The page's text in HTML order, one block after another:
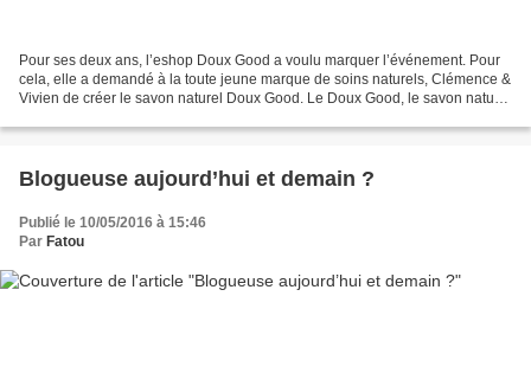
Pour ses deux ans, l’eshop Doux Good a voulu marquer l’événement. Pour
cela, elle a demandé à la toute jeune marque de soins naturels, Clémence &
Vivien de créer le savon naturel Doux Good. Le Doux Good, le savon naturel
Blogueuse aujourd’hui et demain ?
Publié le 10/05/2016 à 15:46
Par Fatou